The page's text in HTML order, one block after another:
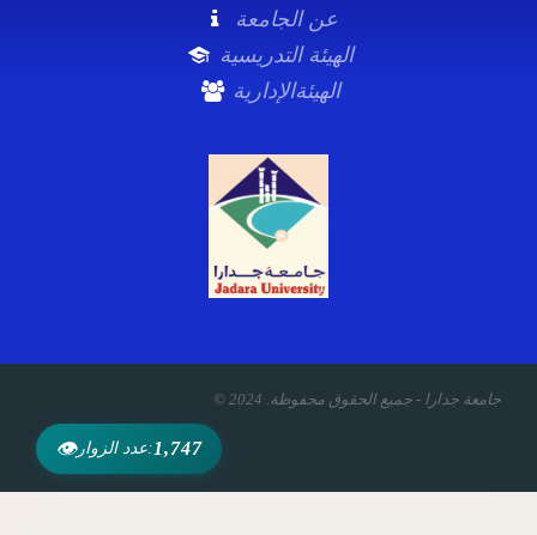
عن الجامعة
الهيئة التدريسية
الهيئةالإدارية
© 2024 .جامعة جدارا - جميع الحقوق محفوظة
👁 عدد الزوار: 1,747